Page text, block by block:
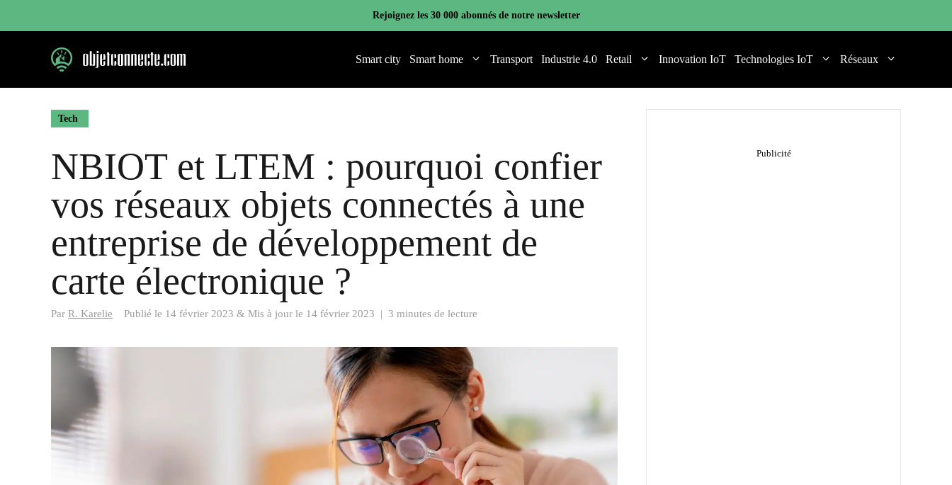
Rejoignez les 30 000 abonnés de notre newsletter
Smart city Smart home Transport Industrie 4.0 Retail Innovation IoT Technologies IoT Réseaux
Tech
NBIOT et LTEM : pourquoi confier
vos réseaux objets connectés à une
entreprise de développement de
carte électronique ?
Par R. Karelie Publié le 14 février 2023 & Mis à jour le 14 février 2023 | 3 minutes de lecture